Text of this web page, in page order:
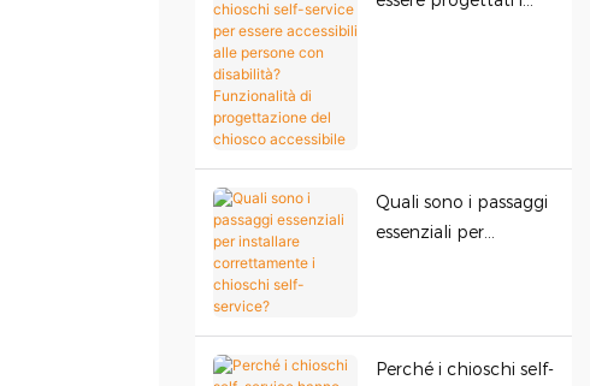
chiosco accessibile
Quali sono i passaggi
essenziali per
Perché i chioschi self-